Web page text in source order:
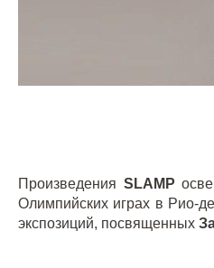
Произведения SLAMP
Олимпийских играх в Рио-
экспозиций, посвященных